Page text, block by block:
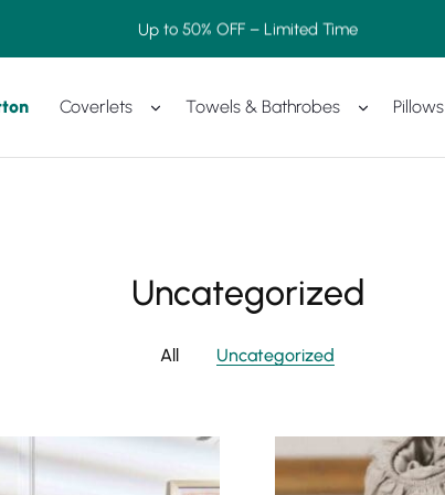
Up to 50% OFF – Limited Time
Coverlets Towels & Bathrobes Pillows
Uncategorized
All Uncategorized